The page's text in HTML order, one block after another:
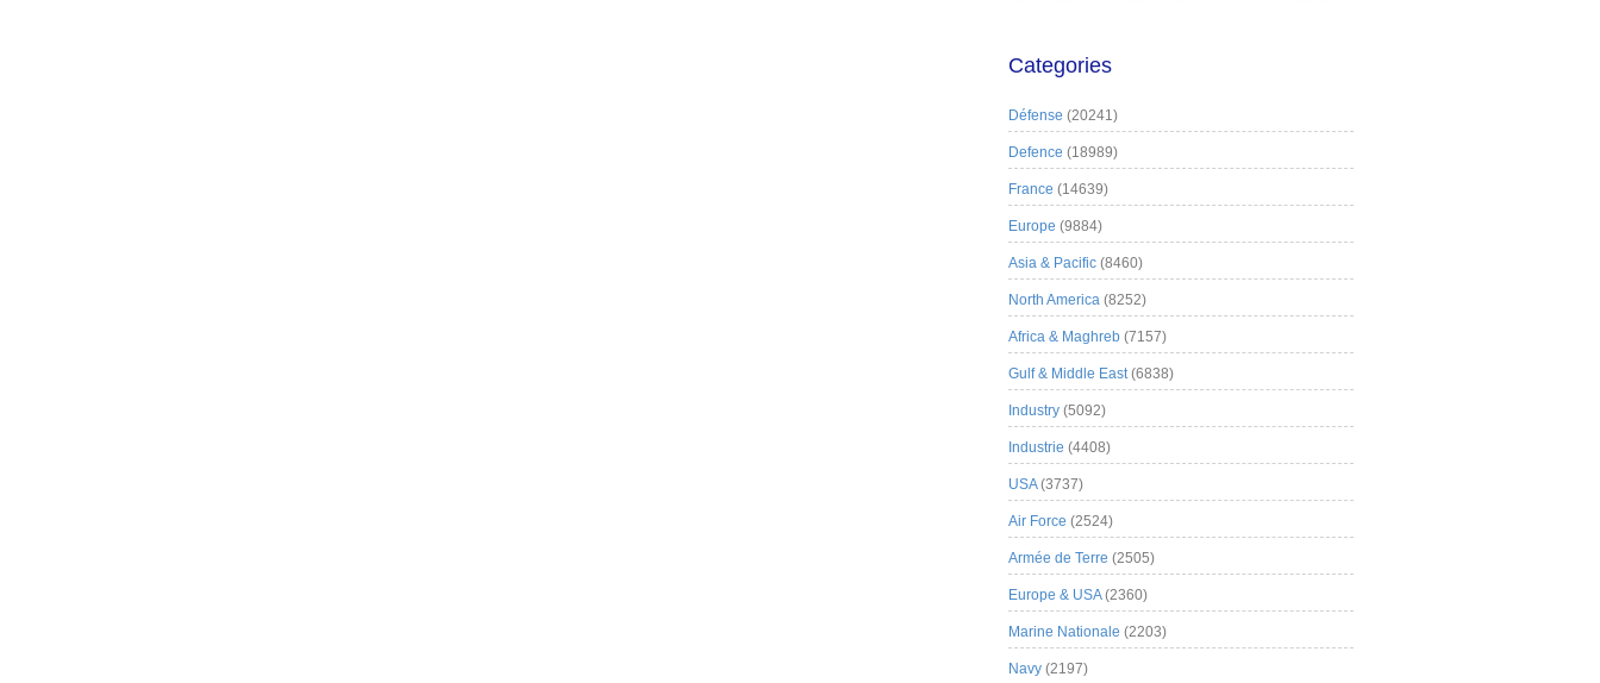
Categories
Défense (20241)
Defence (18989)
France (14639)
Europe (9884)
Asia & Pacific (8460)
North America (8252)
Africa & Maghreb (7157)
Gulf & Middle East(6838)
Industry (5092)
Industrie (4408)
USA(3737)
Air Force (2524)
Armée de Terre (2505)
Europe & USA(2360)
Marine Nationale (2203)
Navy (2197)